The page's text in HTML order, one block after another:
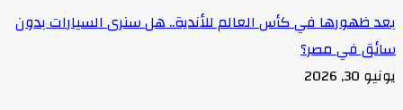
بعد ظهورها في كأس العالم للأندية.. هل سنرى السيارات بدون
سائق في مصر؟
يونيو 30, 2026